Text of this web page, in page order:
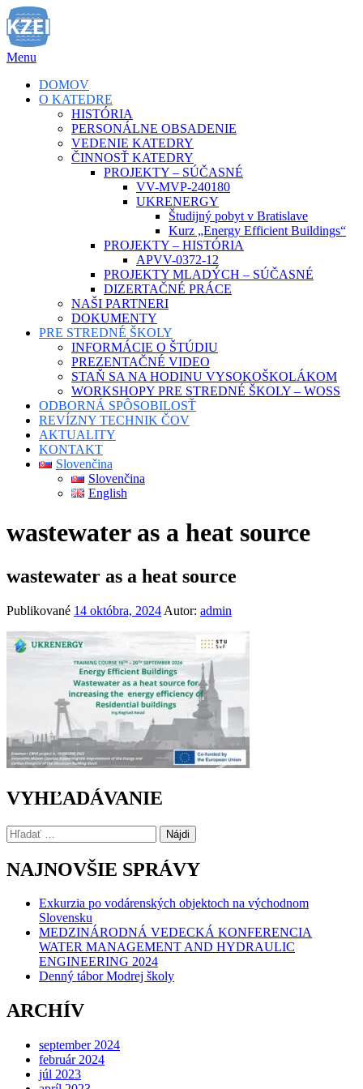
Prejsť
na
obsah
Menu
DOMOV
O KATEDRE
HISTÓRIA
PERSONÁLNE OBSADENIE
VEDENIE KATEDRY
ČINNOSŤ KATEDRY
PROJEKTY – SÚČASNÉ
VV-MVP-240180
UKRENERGY
Študijný pobyt v Bratislave
Kurz „Energy Efficient Buildings“
PROJEKTY – HISTÓRIA
APVV-0372-12
PROJEKTY MLADÝCH – SÚČASNÉ
DIZERTAČNÉ PRÁCE
NAŠI PARTNERI
DOKUMENTY
PRE STREDNÉ ŠKOLY
INFORMÁCIE O ŠTÚDIU
PREZENTAČNÉ VIDEO
STAŇ SA NA HODINU VYSOKOŠKOLÁKOM
WORKSHOPY PRE STREDNÉ ŠKOLY – WOSS
ODBORNÁ SPÔSOBILOSŤ
REVÍZNY TECHNIK ČOV
AKTUALITY
KONTAKT
Slovenčina
Slovenčina
English
wastewater as a heat source
wastewater as a heat source
Publikované 14 októbra, 2024 Autor: admin
VYHĽADÁVANIE
Hľadať:
NAJNOVŠIE SPRÁVY
Exkurzia po vodárenských objektoch na východnom
Slovensku
MEDZINÁRODNÁ VEDECKÁ KONFERENCIA
WATER MANAGEMENT AND HYDRAULIC
ENGINEERING 2024
Denný tábor Modrej školy
ARCHÍV
september 2024
február 2024
júl 2023